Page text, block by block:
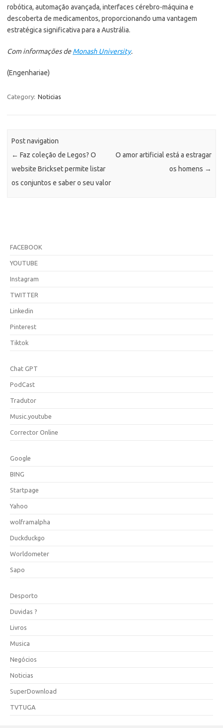
robótica, automação avançada, interfaces cérebro-máquina e
descoberta de medicamentos, proporcionando uma vantagem
estratégica significativa para a Austrália.
Com informações deMonash University.
(Engenhariae)
Category: Noticias
Post navigation
← Faz coleção de Legos? O
website Brickset permite listar
os conjuntos e saber o seu valor
O amor artificial está a estragar
os homens →
FACEBOOK
YOUTUBE
Instagram
TWITTER
Linkedin
Pinterest
Tiktok
Chat GPT
PodCast
Tradutor
Music.youtube
Corrector Online
Google
BING
Startpage
Yahoo
wolframalpha
Duckduckgo
Worldometer
Sapo
Desporto
Duvidas ?
Livros
Musica
Negócios
Noticias
SuperDownload
TVTUGA